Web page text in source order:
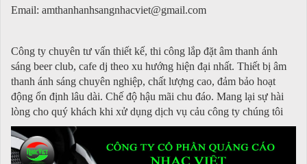
Email: amthanhanhsangnhacviet@gmail.com
Công ty chuyên tư vấn thiết kế, thi công lắp đặt âm thanh ánh
sáng beer club, cafe dj theo xu hướng hiện đại nhất. Thiết bị âm
thanh ánh sáng chuyên nghiệp, chất lượng cao, đảm bảo hoạt
động ổn định lâu dài. Chế độ hậu mãi chu đáo. Mang lại sự hài
lòng cho quý khách khi xử dụng dịch vụ cảu công ty chúng tôi